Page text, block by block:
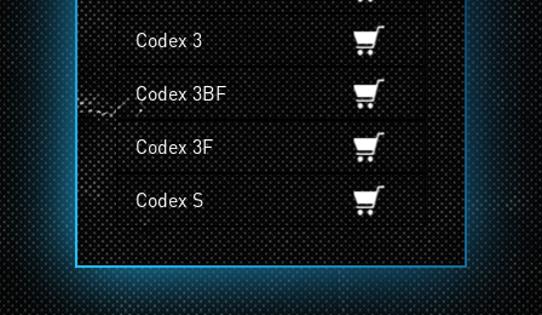
Codex 3
Codex 3BF
Codex 3F
Codex S